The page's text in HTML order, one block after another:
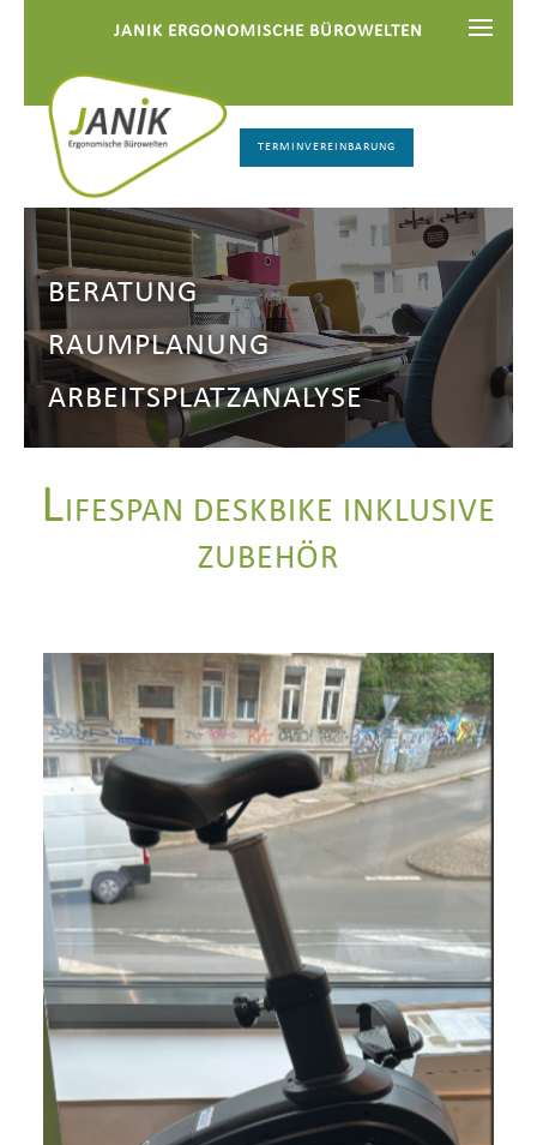
TERMINVEREINBARUNG
JANIK ERGONOMISCHE BÜROWELTEN
BERATUNG
RAUMPLANUNG
ARBEITSPLATZANALYSE
LIFESPAN DESKBIKE INKLUSIVE
ZUBEHÖR